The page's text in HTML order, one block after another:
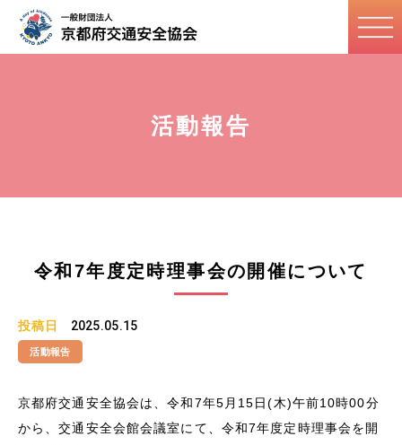
活動報告
令和7年度定時理事会の開催について
投稿日 2025.05.15
活動報告
京都府交通安全協会は、令和7年5月15日(木)午前10時00分
から、交通安全会館会議室にて、令和7年度定時理事会を開